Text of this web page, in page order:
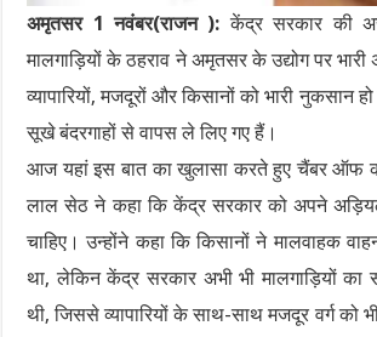
अमृतसर 1 नवंबर(राजन ): केंद्र सरकार की
मालगाड़ियों के ठहराव ने अमृतसर के उद्योग पर
व्यापारियों, मजदूरों और किसानों को भारी नुकसान
सूखे बंदरगाहों से वापस ले लिए गए हैं।
आज यहां इस बात का खुलासा करते हुए चैंबर ऑफ
लाल सेठ ने कहा कि केंद्र सरकार को अपने
चाहिए। उन्होंने कहा कि किसानों ने मालवाहक
था, लेकिन केंद्र सरकार अभी भी मालगाड़ियों का
थी, जिससे व्यापारियों के साथ-साथ मजदूर वर्ग को